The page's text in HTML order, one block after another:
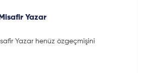
Yazar
Yazar henüz özgeçmişini